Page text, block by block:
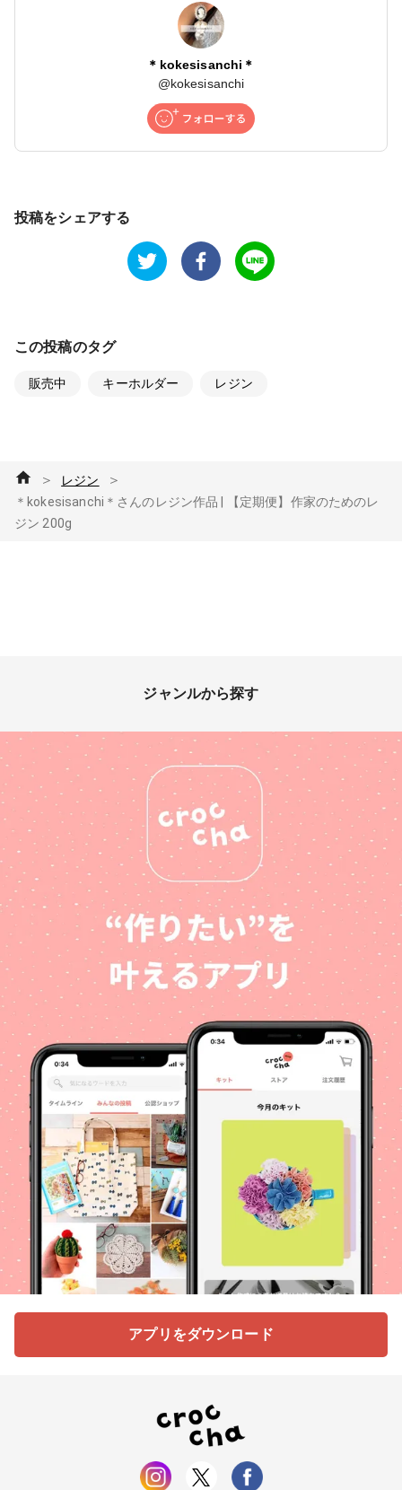
＊kokesisanchi＊
@kokesisanchi
投稿をシェアする
この投稿のタグ
販売中 キーホルダー レジン
＞ レジン ＞
＊kokesisanchi＊さんのレジン作品 | 【定期便】作家のためのレ
ジン 200g
ジャンルから探す
アプリをダウンロード